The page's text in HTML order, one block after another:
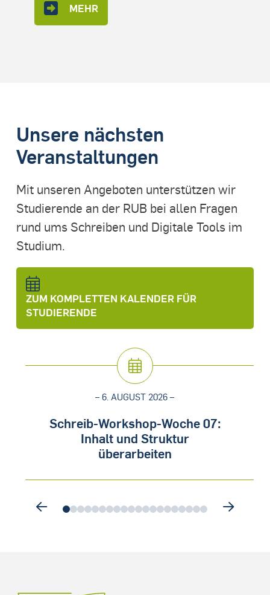
MEHR
Unsere nächsten
Veranstaltungen
Mit unseren Angeboten unterstützen wir
Studierende an der RUB bei allen Fragen
rund ums Schreiben und Digitale Tools im
Studium.
ZUM KOMPLETTEN KALENDER FÜR
STUDIERENDE
– 6. AUGUST 2026 –
Schreib-Workshop-Woche 07:
Inhalt und Struktur
überarbeiten
0123456789101112131415161718
19